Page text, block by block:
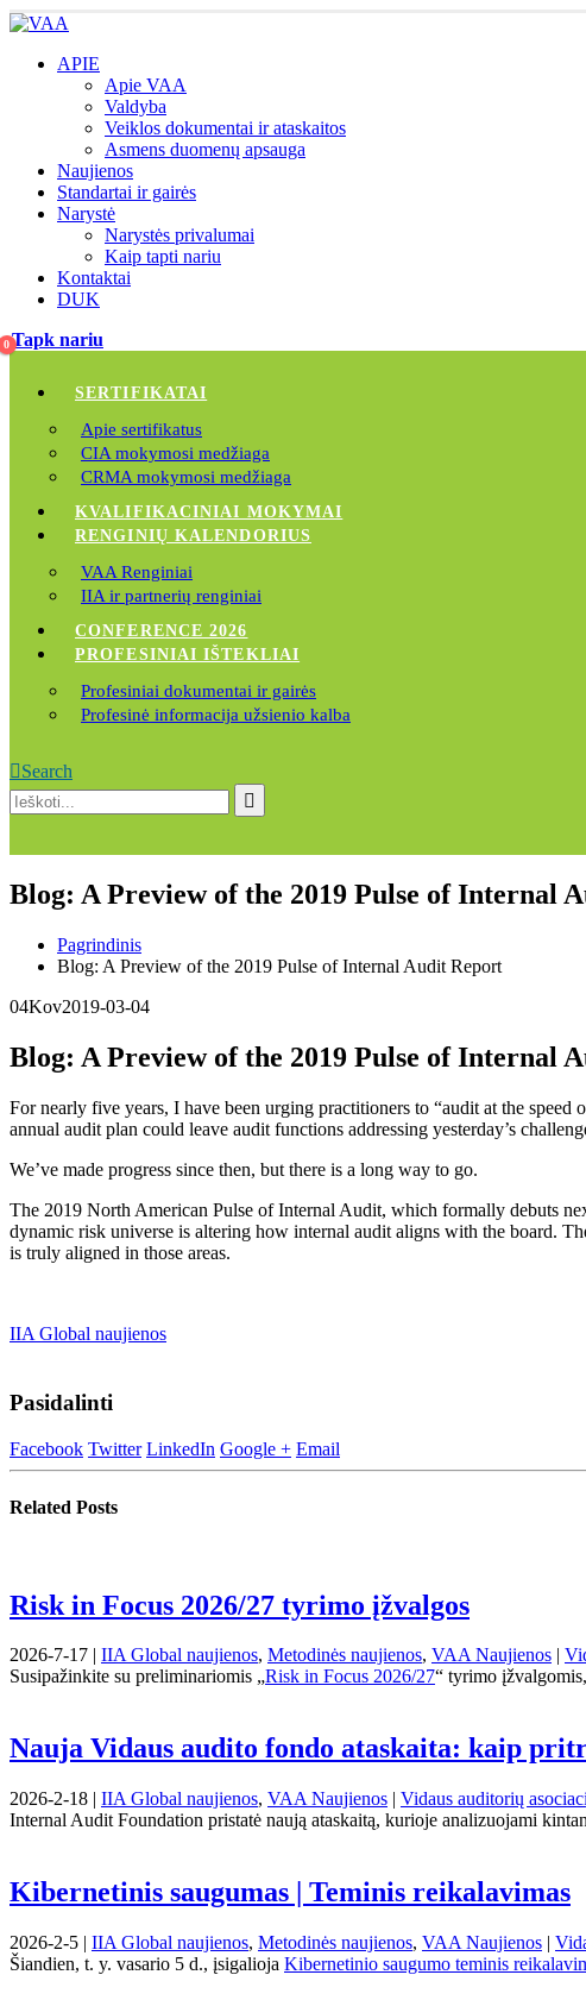
APIE
Apie VAA
Valdyba
Veiklos dokumentai ir ataskaitos
Asmens duomenų apsauga
Naujienos
Standartai ir gairės
Narystė
Narystės privalumai
Kaip tapti nariu
Kontaktai
DUK
0Tapk nariu
SERTIFIKATAI
Apie sertifikatus
CIA mokymosi medžiaga
CRMA mokymosi medžiaga
KVALIFIKACINIAI MOKYMAI
RENGINIŲ KALENDORIUS
VAA Renginiai
IIA ir partnerių renginiai
CONFERENCE 2026
PROFESINIAI IŠTEKLIAI
Profesiniai dokumentai ir gairės
Profesinė informacija užsienio kalba
Search
Blog: A Preview of the 2019 Pulse of Internal
Pagrindinis
Blog: A Preview of the 2019 Pulse of Internal Audit Report
04Kov2019-03-04
Blog: A Preview of the 2019 Pulse of Internal
​For nearly five years, I have been urging practitioners to “audit at the
annual audit plan could leave audit functions addressing yesterday’s
We’ve made progress since then, but there is a long way to go.
The 2019 North American Pulse of Internal Audit, which formally debuts
dynamic risk universe is altering how internal audit aligns with the board.
is truly aligned in those areas.
IIA Global naujienos
Pasidalinti
Facebook Twitter LinkedIn Google + Email
Related Posts
Risk in Focus 2026/27 tyrimo įžvalgos
2026-7-17 | IIA Global naujienos, Metodinės naujienos, VAA Naujienos |
Susipažinkite su preliminariomis „Risk in Focus 2026/27“ tyrimo
Nauja Vidaus audito fondo ataskaita: kaip
2026-2-18 | IIA Global naujienos, VAA Naujienos | Vidaus auditorių
Internal Audit Foundation pristatė naują ataskaitą, kurioje analizuojami
Kibernetinis saugumas | Teminis reikalavimas
2026-2-5 | IIA Global naujienos, Metodinės naujienos, VAA Naujienos |
Šiandien, t. y. vasario 5 d., įsigalioja Kibernetinio saugumo teminis